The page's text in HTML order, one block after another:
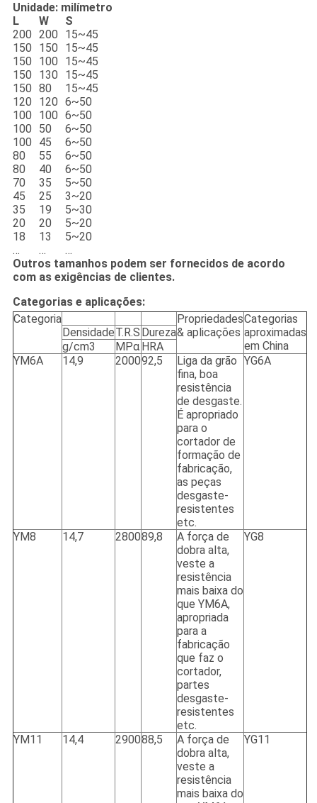
Unidade: milímetro
L
W
S
200 200
15~45
150
150
15~45
150
100
15~45
150
130
15~45
150 80
15~45
120
120 6~50
100
100 6~50
100
50
6~50
100
45
6~50
80
55
6~50
80
40
6~50
70
35
5~50
45
25
3~20
35
19
5~30
20
20
5~20
18
13
5~20
…
…
…
Outros tamanhos podem ser fornecidos de acordo
com as exigências de clientes.
Categorias e aplicações:
Categoria
Propriedades
& aplicações
Categorias
aproximadas
em China
DensidadeT.R.S Dureza
g/cm3
MPα HRA
YM6A
14,9 200092,5
Liga da grão
fina, boa
resistência
de desgaste.
É apropriado
para o
cortador de
formação de
fabricação,
as peças
desgaste-
resistentes
etc.
YG6A
YM8 14,7 280089,8
A força de
dobra alta,
veste a
resistência
mais baixa do
que YM6A,
apropriada
para a
fabricação
que faz o
cortador,
partes
desgaste-
resistentes
etc.
YG8
YM11 14,4 290088,5
A força de
dobra alta,
veste a
resistência
mais baixa do
YG11